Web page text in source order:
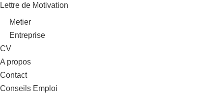
Lettre de Motivation
Metier
Entreprise
CV
A propos
Contact
Conseils Emploi